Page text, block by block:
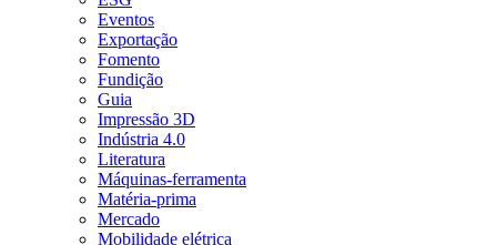
Eventos
Exportação
Fomento
Fundição
Guia
Impressão 3D
Indústria 4.0
Literatura
Máquinas-ferramenta
Matéria-prima
Mercado
Mobilidade elétrica